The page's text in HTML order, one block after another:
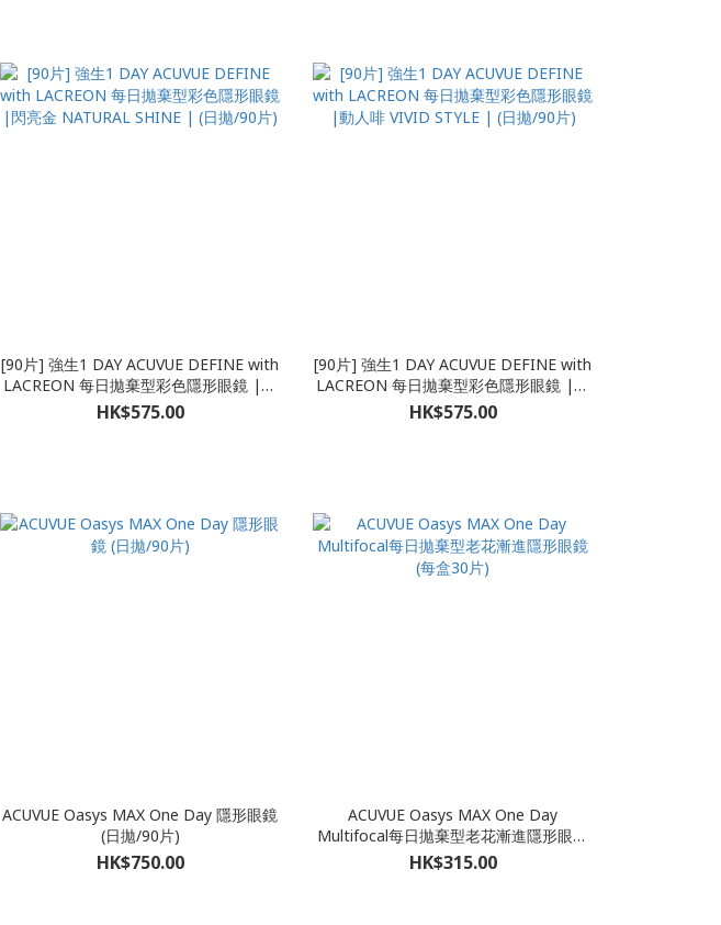
[90片] 強生1 DAY ACUVUE DEFINE with
LACREON 每日拋棄型彩色隱形眼鏡 |閃
亮金 NATURAL SHINE | (日拋/90片)
HK$575.00
[90片] 強生1 DAY ACUVUE DEFINE with
LACREON 每日拋棄型彩色隱形眼鏡 |動
人啡 VIVID STYLE | (日拋/90片)
HK$575.00
ACUVUE Oasys MAX One Day 隱形眼鏡
(日拋/90片)
HK$750.00
ACUVUE Oasys MAX One Day
Multifocal每日拋棄型老花漸進隱形眼鏡
(每盒30片)
HK$315.00